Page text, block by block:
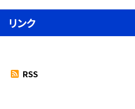
リンク
RSS